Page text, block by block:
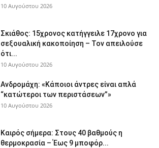
10 Αυγούστου 2026
Σκιάθος: 15χρονος κατήγγειλε 17χρονο για
σεξουαλική κακοποίηση – Τον απειλούσε
ότι...
10 Αυγούστου 2026
Ανδρομάχη: «Κάποιοι άντρες είναι απλά
“κατώτεροι των περιστάσεων”»
10 Αυγούστου 2026
Καιρός σήμερα: Στους 40 βαθμούς η
θερμοκρασία – Έως 9 μποφόρ...